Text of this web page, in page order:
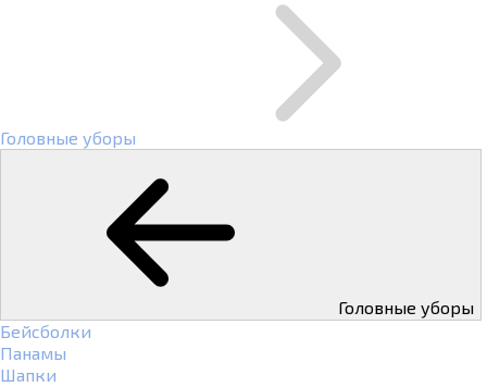
Головные уборы
Головные уборы
Бейсболки
Панамы
Шапки